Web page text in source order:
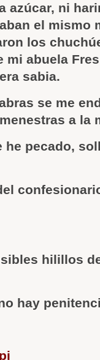
azúcar, ni
el mismo
los
mi abuela
sabia.
se me
a la
he pecado,
hilillos
hay